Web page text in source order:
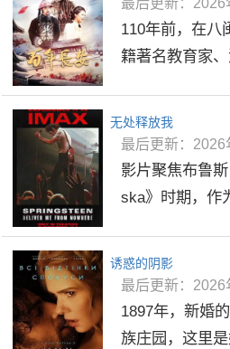
最后更新：2026
110年前，在八
籍著名教育家
无处释放我
最后更新：2026
影片聚焦布鲁
ska》时期，作
诱惑的阴影
最后更新：2026
1897年，新婚
族庄园，这里